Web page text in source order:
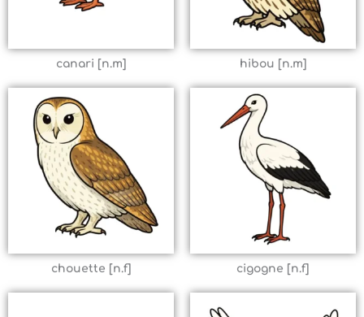
canari [n.m] hibou [n.m]
chouette [n.f] cigogne [n.f]